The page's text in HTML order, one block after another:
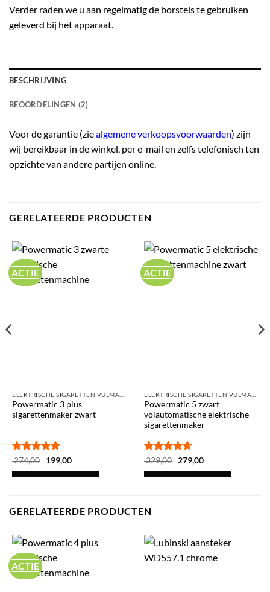
Verder raden we u aan regelmatig de borstels te gebruiken
geleverd bij het apparaat.
BESCHRIJVING
BEOORDELINGEN (2)
Voor de garantie (ziealgemene verkoopsvoorwaarden) zijn
wij bereikbaar in de winkel, per e-mail en zelfs telefonisch ten
opzichte van andere partijen online.
GERELATEERDE PRODUCTEN
ACTIE
Powermatic 3 plus
sigarettenmaker zwart
Gewaardeerd
4.82uit 5
274,00
Oorspronkelijke
prijs
was:
199,00Huidige
is:
IN WINKELWAGEN
ACTIE
Powermatic 5 zwart
volautomatische elektrische
sigarettenmaker
Gewaardeerd
4.61uit 5
329,00
Oorspronkelijke
prijs
was:
279,00Huidige
is:
IN WINKELWAGEN
GERELATEERDE PRODUCTEN
ACTIE